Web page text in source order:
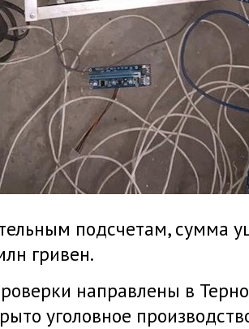
подсчетам, сумма
гривен.
направлены в
уголовное